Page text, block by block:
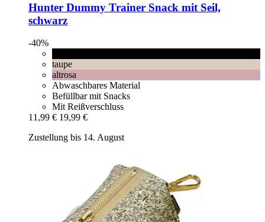
Hunter Dummy Trainer Snack mit Seil,
schwarz
-40%
taupe
altrosa
Abwaschbares Material
Befüllbar mit Snacks
Mit Reißverschluss
11,99 € 19,99 €
Zustellung bis 14. August